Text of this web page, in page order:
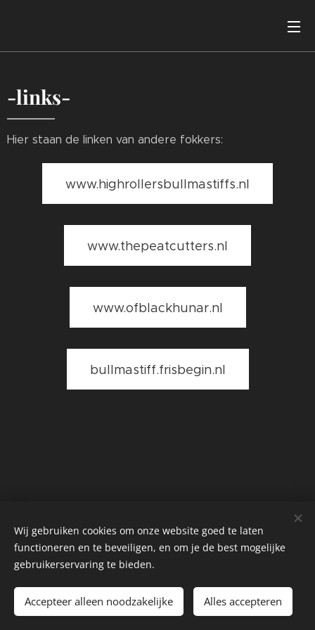
-links-
Hier staan de linken van andere fokkers:
www.highrollersbullmastiffs.nl
www.thepeatcutters.nl
www.ofblackhunar.nl
bullmastiff.frisbegin.nl
Cookies
Talen
Nederlands
English
Wij gebruiken cookies om onze website goed te laten
functioneren en te beveiligen, en om je de best mogelijke
gebruikerservaring te bieden.
Accepteer alleen noodzakelijke Alles accepteren